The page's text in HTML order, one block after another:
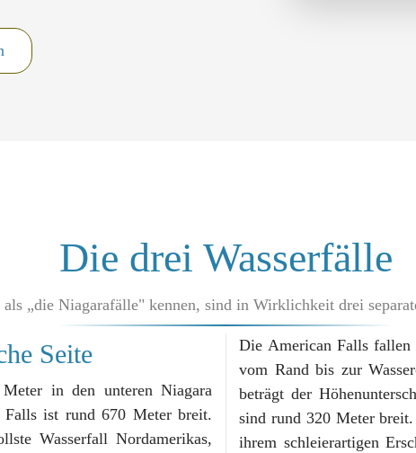
Die drei Wasserfälle
„die Niagarafälle" kennen, sind in Wirklichkeit drei
Seite
in den unteren Niagara
Wasserfall Nordamerikas,
Die American Falls fallen
vom Rand bis zur
beträgt der
sind rund 320 Meter
ihrem schleierartigen